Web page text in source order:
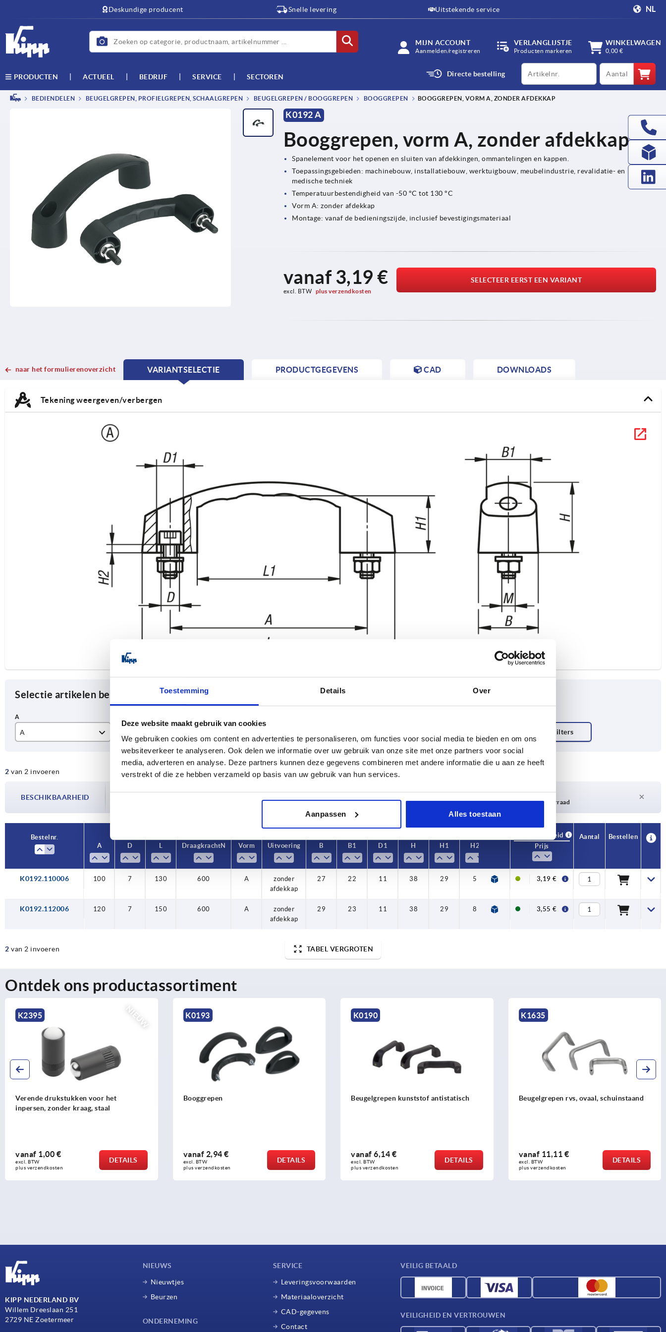
Toestemming Details Over
Deze website maakt gebruik van cookies
We gebruiken cookies om content en advertenties te personaliseren, om functies voor social media te bieden en om ons
websiteverkeer te analyseren. Ook delen we informatie over uw gebruik van onze site met onze partners voor social
media, adverteren en analyse. Deze partners kunnen deze gegevens combineren met andere informatie die u aan ze heeft
verstrekt of die ze hebben verzameld op basis van uw gebruik van hun services.
Aanpassen Alles toestaan
Deskundige producent Snelle levering Uitstekende service NL
MIJN ACCOUNT
Aanmelden/registreren
VERLANGLIJSTJE
Producten markeren
WINKELWAGEN
0,00 €
PRODUCTEN ACTUEEL BEDRIJF SERVICE SECTOREN Directe bestelling
productCode qty
BEDIENDELEN BEUGELGREPEN, PROFIELGREPEN, SCHAALGREPEN BEUGELGREPEN / BOOGGREPEN BOOGGREPEN BOOGGREPEN, VORM A, ZONDER AFDEKKAP
K0192 A
Booggrepen, vorm A, zonder afdekkap
Spanelement voor het openen en sluiten van afdekkingen, ommantelingen en kappen.
Toepassingsgebieden: machinebouw, installatiebouw, werktuigbouw, meubelindustrie, revalidatie- en
medische techniek
Temperatuurbestendigheid van -50 °C tot 130 °C
Vorm A: zonder afdekkap
Montage: vanaf de bedieningszijde, inclusief bevestigingsmateriaal
vanaf3,19 €
excl. BTW plus verzendkosten
SELECTEER EERST EEN VARIANT
naar het formulierenoverzicht
VARIANTSELECTIE
CURRENT
CURRENT
PRODUCTGEGEVENS CAD DOWNLOADS
Tekening weergeven/verbergen
Selectie artikelen begrenzen
A
120
130
150
600 A
2 van 2 invoeren TABEL VERGROTEN
BESCHIKBAARHEID
1-3 dagen
Levertijd op aanvraag
4-20 dagen
Momenteel niet op voorraad
Bestelnr.
A
D L Draagkracht N Vorm Uitvoering B B1 D1 H H1 H2 M
Beschikbaarheid
Prijs
Aantal Bestellen
K0192.110006 100 7 130 600 A
zonder
afdekkap
27 22 11 38 29 5 M6x25
3,19 €
K0192.112006 120 7 150 600 A
zonder
afdekkap
29 23 11 38 29 8 M6x25
3,55 €
2 van 2 invoeren TABEL VERGROTEN
Ontdek ons productassortiment
NIEUW
K2395
Verende drukstukken voor het
inpersen, zonder kraag, staal
vanaf 1,00 €
excl. BTW
plus verzendkosten
DETAILS
K0193
Booggrepen
vanaf 2,94 €
excl. BTW
plus verzendkosten
DETAILS
K0190
Beugelgrepen kunststof antistatisch
vanaf 6,14 €
excl. BTW
plus verzendkosten
DETAILS
K1635
Beugelgrepen rvs, ovaal, schuinstaand
vanaf 11,11 €
excl. BTW
plus verzendkosten
DETAILS
KIPP NEDERLAND BV
Willem Dreeslaan 251
2729 NE Zoetermeer
NIEUWS
Nieuwtjes
Beurzen
ONDERNEMING
SERVICE
Leveringsvoorwaarden
Materiaaloverzicht
CAD-gegevens
Contact
VEILIG BETAALD
VEILIGHEID EN VERTROUWEN